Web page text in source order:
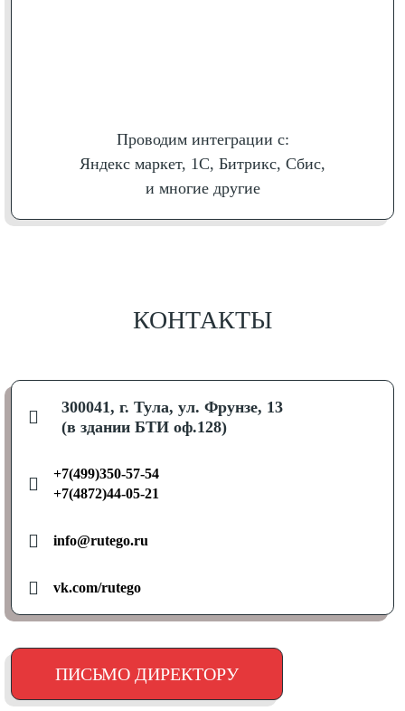
Проводим интеграции с:
Яндекс маркет, 1С, Битрикс, Сбис,
и многие другие
КОНТАКТЫ
300041, г. Тула, ул. Фрунзе, 13
(в здании БТИ оф.128)
+7(499)350-57-54
+7(4872)44-05-21
info@rutego.ru
vk.com/rutego
ПИСЬМО ДИРЕКТОРУ